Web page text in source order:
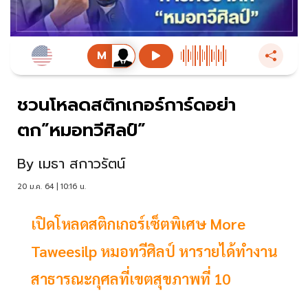
ชวนโหลดสติกเกอร์การ์ดอย่า
ตก”หมอทวีศิลป์”
By เมธา สกาวรัตน์
20 ม.ค. 64 | 10:16 น.
เปิดโหลดสติกเกอร์เซ็ตพิเศษ More
Taweesilp หมอทวีศิลป์ หารายได้ทำงาน
สาธารณะกุศลที่เขตสุขภาพที่ 10